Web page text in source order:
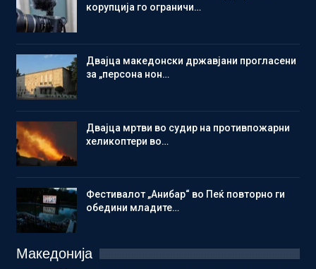
корупција го ограничи…
Двајца македонски државјани прогласени
за „персона нон…
Двајца мртви во судир на противпожарни
хеликоптери во…
Фестивалот „Анибар“ во Пеќ повторно ги
обедини младите…
Македонија